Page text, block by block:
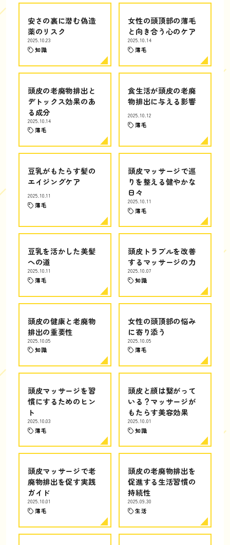
安さの裏に潜む偽造
薬のリスク
2025.10.23
知識
女性の頭頂部の薄毛
と向き合う心のケア
2025.10.14
薄毛
頭皮の老廃物排出と
デトックス効果のあ
る成分
2025.10.14
薄毛
食生活が頭皮の老廃
物排出に与える影響
2025.10.12
薄毛
豆乳がもたらす髪の
エイジングケア
2025.10.11
薄毛
頭皮マッサージで巡
りを整える健やかな
日々
2025.10.11
薄毛
豆乳を活かした美髪
への道
2025.10.11
薄毛
頭皮トラブルを改善
するマッサージの力
2025.10.07
知識
頭皮の健康と老廃物
排出の重要性
2025.10.05
知識
女性の頭頂部の悩み
に寄り添う
2025.10.05
薄毛
頭皮マッサージを習
慣にするためのヒン
ト
2025.10.03
薄毛
頭皮と顔は繋がって
いる？マッサージが
もたらす美容効果
2025.10.01
知識
頭皮マッサージで老
廃物排出を促す実践
ガイド
2025.10.01
薄毛
頭皮の老廃物排出を
促進する生活習慣の
持続性
2025.09.30
生活